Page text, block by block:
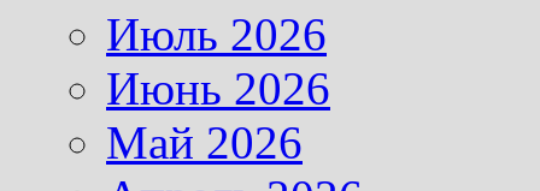
Июль 2026
Июнь 2026
Май 2026